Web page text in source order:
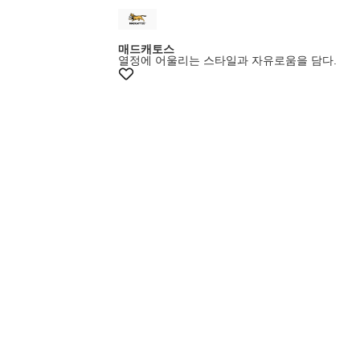
매드캐토스
열정에 어울리는 스타일과 자유로움을 담다.